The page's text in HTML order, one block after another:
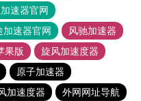
速器官网
加速器官网
风驰加速器
果版
旋风加速度器
原子加速器
加速度器
外网网址导航